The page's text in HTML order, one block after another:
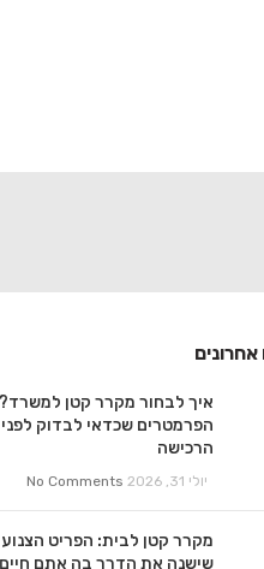
איך לבחור מקרר קטן למשרד?
הפרמטרים שכדאי לבדוק לפני
הרכישה
יולי 31, 2026 No Comments
מקרר קטן לבית: הפריט הצנוע
שישנה את הדרך בה אתם חיים